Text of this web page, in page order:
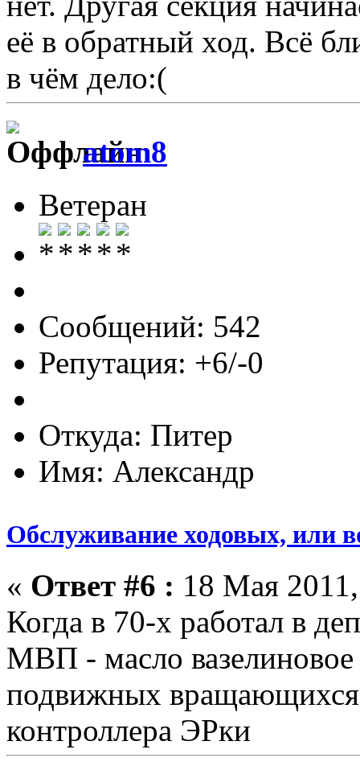
её в обратный ход. Всё
в чём дело:(
atom8
Ветеран
Сообщений: 542
Репутация: +6/-0
Откуда: Питер
Имя: Александр
Обслуживание ходовых, или
« Ответ #6 : 18 Мая
Когда в 70-х работал в
МВП - масло
подвижных вращающихся
контроллера ЭРки